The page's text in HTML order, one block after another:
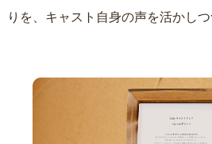
りを、キャスト自身の声を活かし